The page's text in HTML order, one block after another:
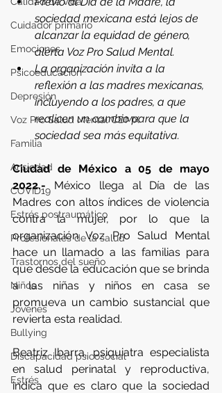
Cuidador primario
Emociones
Psicoeducación
Depresión
Voz Pro Salud Mental CDMX
Familia
Ansiedad
COVID19
Estrés postraumático
Profesionales de la salud
Trastornos del sueño
Niños
Jóvenes
Bullying
Discapacidad psicosocial
Estrés
sociedad mexicana está lejos de
alcanzar la equidad de género,
alerta Voz Pro Salud Mental.
La organización invita a la
reflexión a las madres mexicanas,
incluyendo a los padres, a que
realicen un cambio para que la
sociedad sea más equitativa.
Ciudad de México a 05 de mayo
2022.- México llega al Día de las
Madres con altos índices de violencia
contra la mujer, por lo que la
organización Voz Pro Salud Mental
hace un llamado a las familias para
que desde la educación que se brinda
a las niñas y niños en casa se
promueva un cambio sustancial que
revierta esta realidad.
Beatriz Ibarra, psiquiatra especialista
en salud perinatal y reproductiva,
indica que es claro que la sociedad